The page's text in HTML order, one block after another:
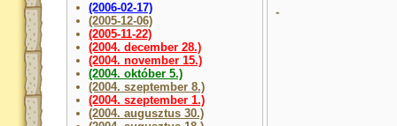
(2006-02-17)
(2005-12-06)
(2005-11-22)
(2004. december 28.)
(2004. november 15.)
(2004. október 5.)
(2004. szeptember 8.)
(2004. szeptember 1.)
(2004. augusztus 30.)
-